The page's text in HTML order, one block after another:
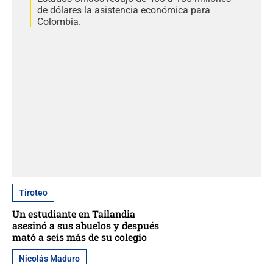
de dólares la asistencia económica para
Colombia.
Tiroteo
Un estudiante en Tailandia
asesinó a sus abuelos y después
mató a seis más de su colegio
Nicolás Maduro